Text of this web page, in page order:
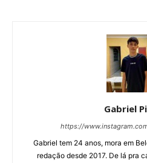
Gabriel
https://
Gabriel tem 24 anos, mora em
redação desde 2017. De lá pra